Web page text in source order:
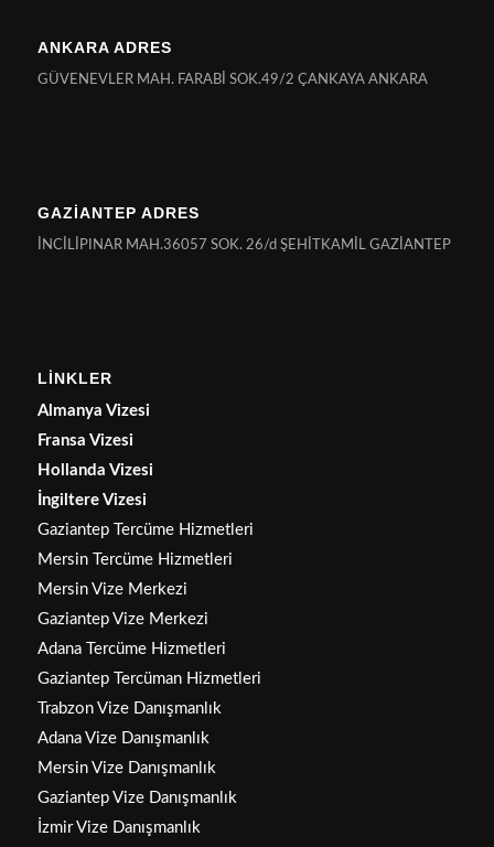
ANKARA ADRES
GÜVENEVLER MAH. FARABİ SOK.49/2 ÇANKAYA ANKARA
GAZİANTEP ADRES
İNCİLİPINAR MAH.36057 SOK. 26/d ŞEHİTKAMİL GAZİANTEP
LİNKLER
Almanya Vizesi
Fransa Vizesi
Hollanda Vizesi
İngiltere Vizesi
Gaziantep Tercüme Hizmetleri
Mersin Tercüme Hizmetleri
Mersin Vize Merkezi
Gaziantep Vize Merkezi
Adana Tercüme Hizmetleri
Gaziantep Tercüman Hizmetleri
Trabzon Vize Danışmanlık
Adana Vize Danışmanlık
Mersin Vize Danışmanlık
Gaziantep Vize Danışmanlık
İzmir Vize Danışmanlık